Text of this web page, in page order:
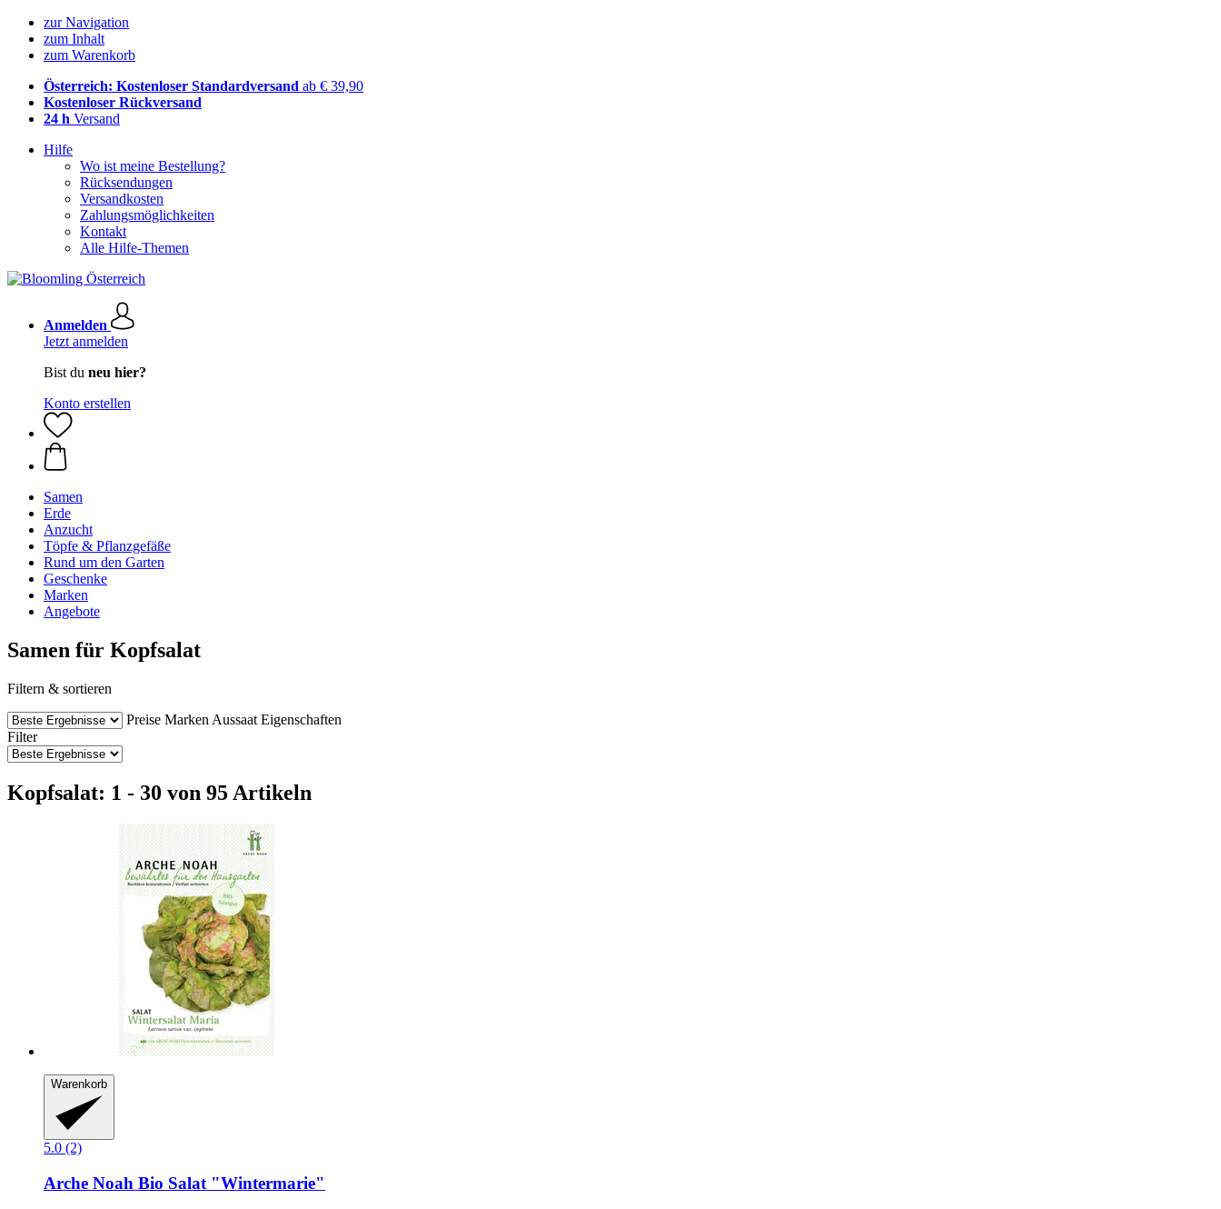
zur Navigation
zum Inhalt
zum Warenkorb
Österreich: Kostenloser Standardversand ab € 39,90
Kostenloser Rückversand
24 h Versand
Hilfe
Wo ist meine Bestellung?
Rücksendungen
Versandkosten
Zahlungsmöglichkeiten
Kontakt
Alle Hilfe-Themen
Anmelden
Jetzt anmelden
Bist du neu hier?
Konto erstellen
Samen
Erde
Anzucht
Töpfe & Pflanzgefäße
Rund um den Garten
Geschenke
Marken
Angebote
Samen für Kopfsalat
Filtern & sortieren
Preise Marken Aussaat Eigenschaften
Filter
Kopfsalat: 1 - 30 von 95 Artikeln
Warenkorb
5.0 (2)
Arche Noah Bio Salat "Wintermarie"